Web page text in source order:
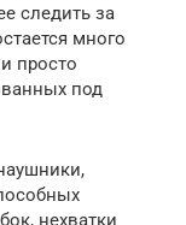
следить за
много
просто
под
нехватки